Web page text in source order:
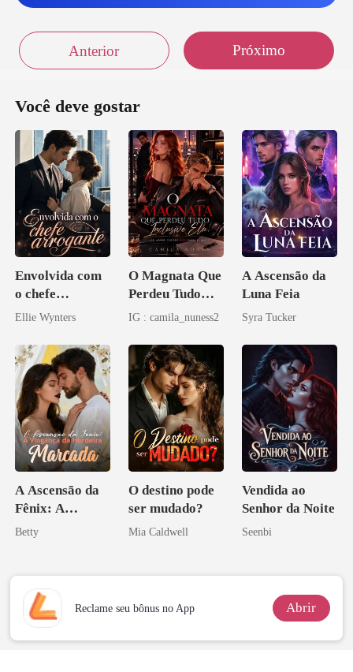
depois
Anterior Próximo
Você deve gostar
Envolvida com
o chefe
arrogante
Ellie Wynters
O Magnata Que
Perdeu Tudo
Inclusive Ela
IG : camila_nuness2
A Ascensão da
Luna Feia
Syra Tucker
A Ascensão da
Fênix: A
Vingança da
Betty
O destino pode
ser mudado?
Mia Caldwell
Vendida ao
Senhor da Noite
Seenbi
Reclame seu bônus no App Abrir